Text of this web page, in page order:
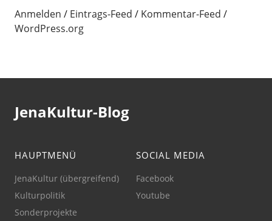
Anmelden Eintrags-Feed
Kommentar-Feed
WordPress.org
JenaKultur-Blog
HAUPTMENÜ
JenaKultur (übergreifend)
Kulturpolitik
Sonderprojekte
SOCIAL MEDIA
Facebook
Youtube